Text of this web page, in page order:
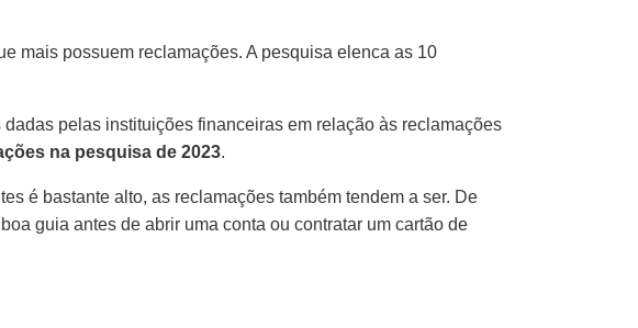
mais possuem reclamações. A pesquisa elenca as 10
pelas instituições financeiras em relação às reclamações
na pesquisa de 2023.
é bastante alto, as reclamações também tendem a ser. De
guia antes de abrir uma conta ou contratar um cartão de